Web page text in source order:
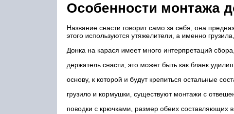
Особенности монтажа
Название снасти говорит само за себя, она
этого используются утяжелители, а именно
Донка на карася имеет много интерпретаций
держатель снасти, это может быть как бланк
основу, к которой и будут крепиться остальные
грузило и кормушки, существуют монтажи с
поводки с крючками, размер обеих составляющих